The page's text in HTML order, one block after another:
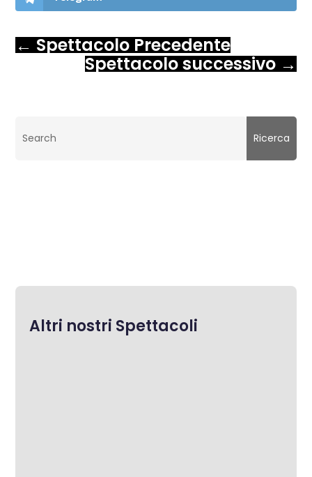
← Spettacolo Precedente
Spettacolo successivo→
Altri nostri Spettacoli